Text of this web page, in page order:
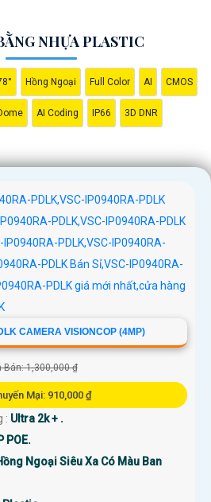
NHỰA PLASTIC
Hồng Ngoại Full Color AI CMOS
AI Coding IP66 3D DNR
CAMERA VISIONCOP (4MP)
Bán: 1,300,000 ₫
Mại: 910,000 ₫
: Ultra 2k + .
IP POE.
Ngoại Siêu Xa Có Màu Ban